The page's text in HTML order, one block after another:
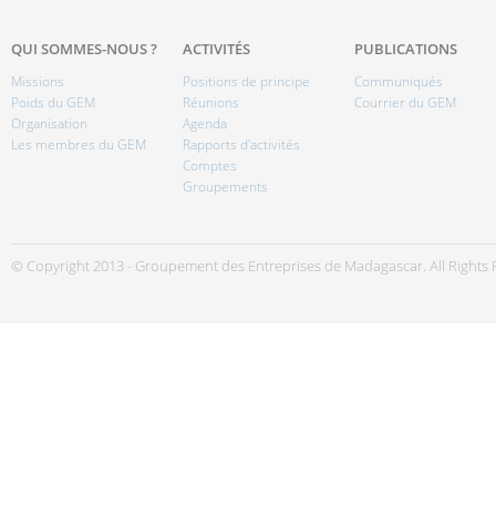
QUI SOMMES-NOUS ?
Missions
Poids du GEM
Organisation
Les membres du GEM
ACTIVITÉS
Positions de principe
Réunions
Agenda
Rapports d'activités
Comptes
Groupements
PUBLICATIONS
Communiqués
Courrier du GEM
© Copyright 2013 - Groupement des Entreprises de Madagascar. All Rights